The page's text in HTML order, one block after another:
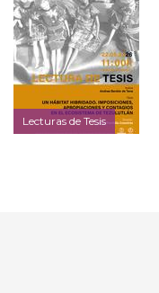
Lecturas de Tesis